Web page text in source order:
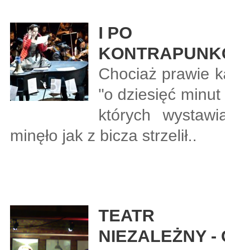
I PO
Chociaż prawie
"o dziesięć
których
minęło jak z bicza strzelił..
TEATR
NIEZALEŻNY -